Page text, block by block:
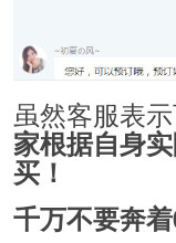
虽然客服表
家根据自身
买！
千万不要奔